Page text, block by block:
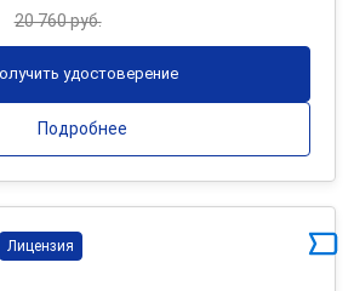
20 760 руб.
удостоверение
Подробнее
Лицензия